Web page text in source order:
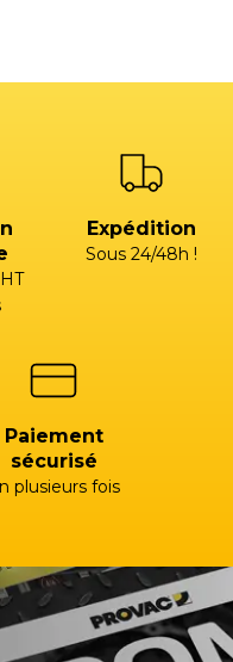
Expédition
Sous 24/48h !
Paiement
sécurisé
plusieurs fois